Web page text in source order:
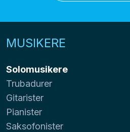
MUSIKERE
Solomusikere
Trubadurer
Gitarister
Pianister
Saksofonister